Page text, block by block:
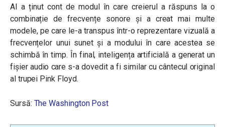
AI a ținut cont de modul în care creierul a răspuns la o
combinație de frecvențe sonore și a creat mai multe
modele, pe care le-a transpus într-o reprezentare vizuală a
frecvențelor unui sunet și a modului în care acestea se
schimbă în timp. În final, inteligența artificială a generat un
fișier audio care s-a dovedit a fi similar cu cântecul original
al trupei Pink Floyd.
Sursă: The Washington Post